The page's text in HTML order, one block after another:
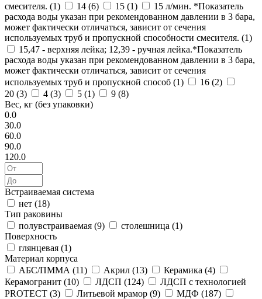
смесителя. (1) 14 (6) 15 (1)
15 л/мин. *Показатель
расхода воды указан при рекомендованном давлении в 3 бара,
может фактически отличаться, зависит от сечения
используемых труб и пропускной способности смесителя. (1)
15,47 - верхняя лейка; 12,39 - ручная лейка.*Показатель
расхода воды указан при рекомендованном давлении в 3 бара,
может фактически отличаться, зависит от сечения
используемых труб и пропускной способ (1) 16 (2)
20 (3) 4 (3) 5 (1) 9 (8)
Вес, кг (без упаковки)
0.0
30.0
60.0
90.0
120.0
Встраиваемая система
нет (18)
Тип раковины
полувстраиваемая (9) столешница (1)
Поверхность
глянцевая (1)
Материал корпуса
АБС/ПММА (11) Акрил (13) Керамика (4)
Керамогранит (10) ЛДСП (124)
ЛДСП с технологией
PROTECT (3) Литьевой мрамор (9) МДФ (187)